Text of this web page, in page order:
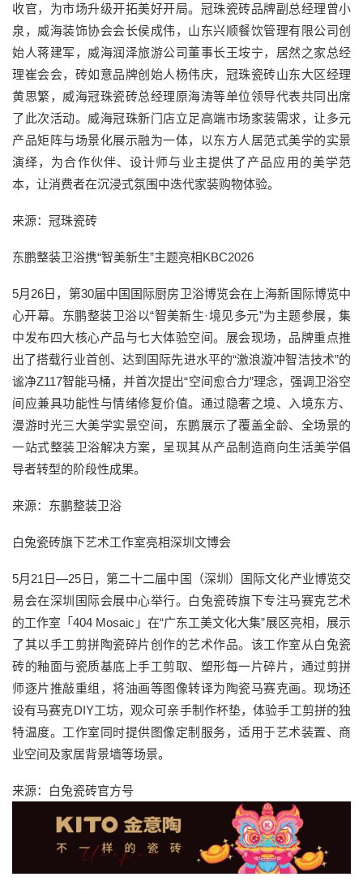
收官，为市场升级开拓美好开局。冠珠瓷砖品牌副总经理曾小
泉，威海装饰协会会长侯成伟，山东兴顺餐饮管理有限公司创
始人蒋建军，威海润泽旅游公司董事长王垵宁，居然之家总经
理崔会会，砖如意品牌创始人杨伟庆，冠珠瓷砖山东大区经理
黄思繁，威海冠珠瓷砖总经理原海涛等单位领导代表共同出席
了此次活动。威海冠珠新门店立足高端市场家装需求，让多元
产品矩阵与场景化展示融为一体，以东方人居范式美学的实景
演绎，为合作伙伴、设计师与业主提供了产品应用的美学范
本，让消费者在沉浸式氛围中迭代家装购物体验。
来源：冠珠瓷砖
东鹏整装卫浴携“智美新生”主题亮相KBC2026
5月26日，第30届中国国际厨房卫浴博览会在上海新国际博览中
心开幕。东鹏整装卫浴以“智美新生·境见多元”为主题参展，集
中发布四大核心产品与七大体验空间。展会现场，品牌重点推
出了搭载行业首创、达到国际先进水平的“激浪漩冲智洁技术”的
谧净Z117智能马桶，并首次提出“空间愈合力”理念，强调卫浴空
间应兼具功能性与情绪修复价值。通过隐奢之境、入境东方、
漫游时光三大美学实景空间，东鹏展示了覆盖全龄、全场景的
一站式整装卫浴解决方案，呈现其从产品制造商向生活美学倡
导者转型的阶段性成果。
来源：东鹏整装卫浴
白兔瓷砖旗下艺术工作室亮相深圳文博会
5月21日—25日，第二十二届中国（深圳）国际文化产业博览交
易会在深圳国际会展中心举行。白兔瓷砖旗下专注马赛克艺术
的工作室「404 Mosaic」在“广东工美文化大集”展区亮相，展示
了其以手工剪拼陶瓷碎片创作的艺术作品。该工作室从白兔瓷
砖的釉面与瓷质基底上手工剪取、塑形每一片碎片，通过剪拼
师逐片推敲重组，将油画等图像转译为陶瓷马赛克画。现场还
设有马赛克DIY工坊，观众可亲手制作杯垫，体验手工剪拼的独
特温度。工作室同时提供图像定制服务，适用于艺术装置、商
业空间及家居背景墙等场景。
来源：白兔瓷砖官方号